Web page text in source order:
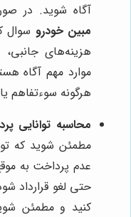
آگاه شوید. در
مبین خودرو سوال
هزینه‌های
موارد مهم آگاه
هرگونه سوءتفاهم
محاسبه توانایی
مطمئن شوید که
عدم پرداخت به
حتی لغو قرارداد
کنید و مطمئن